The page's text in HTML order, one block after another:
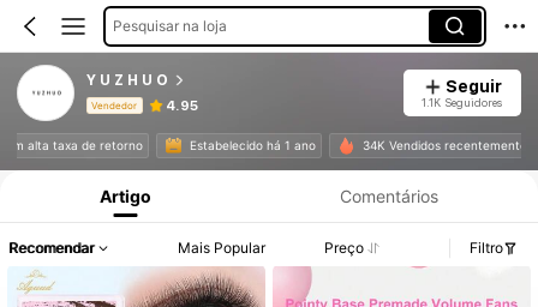
Pesquisar na loja
Y U Z H U O
Vendedor 4.95
Seguir
1.1K Seguidores
alta taxa de retorno Estabelecido há 1 ano 34K Vendidos recentemente
Informações do Produto: Divulgação de Preço, Vendas e Detalhes de Stock.
Artigo Comentários
Recomendar Mais Popular Preço Filtro